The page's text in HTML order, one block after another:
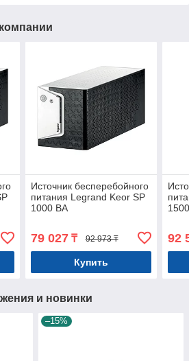
Источник бесперебойного
питания Legrand Keor SP
1000 ВА
79 027₸ 92 973 ₸
Купить
92
и новинки
–15%